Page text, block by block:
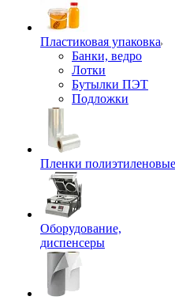
Пластиковая упаковка
Банки, ведро
Лотки
Бутылки ПЭТ
Подложки
Пленки полиэтиленовые
Оборудование,
диспенсеры